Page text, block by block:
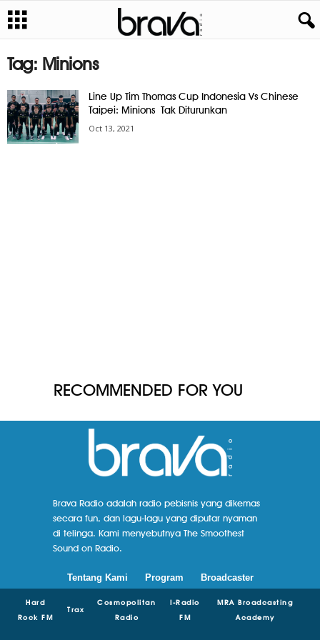
Tag: Minions
Line Up Tim Thomas Cup Indonesia Vs Chinese
Taipei: Minions Tak Diturunkan
Oct 13, 2021
RECOMMENDED FOR YOU
Brava Radio adalah radio pebisnis yang dikemas
secara fun, dan lagu-lagu yang diputar nyaman
di telinga. Kami menyebutnya The Smoothest
Sound on Radio.
Tentang Kami Program Broadcaster
Hard
Rock FM
Trax
Cosmopolitan
Radio
I-Radio
FM
MRA Broadcasting
Academy